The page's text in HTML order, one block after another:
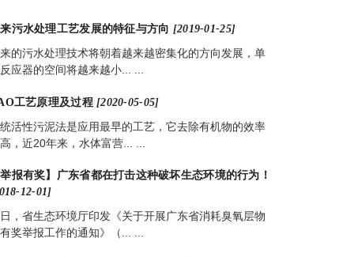
污水处理工艺发展的特征与方向 [2019-01-25]
的污水处理技术将朝着越来越密集化的方向发展，单
应器的空间将越来越小... ...
工艺原理及过程[2020-05-05]
活性污泥法是应用最早的工艺，它去除有机物的效率
，近20年来，水体富营... ...
报有奖】广东省都在打击这种破坏生态环境的行为！
12-01]
，省生态环境厅印发《关于开展广东省消耗臭氧层物
奖举报工作的通知》（... ...